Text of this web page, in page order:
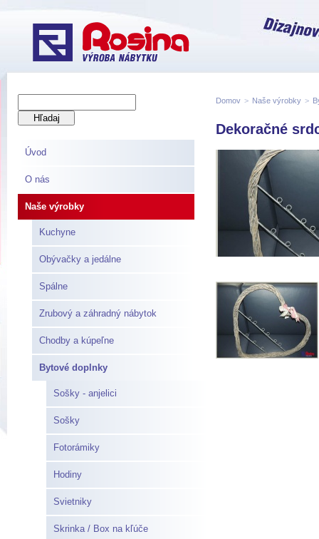
Úvod
O nás
Naše výrobky
Kuchyne
Obývačky a jedálne
Spálne
Zrubový a záhradný nábytok
Chodby a kúpeľne
Bytové doplnky
Sošky - anjelici
Sošky
Fotorámiky
Hodiny
Svietniky
Skrinka / Box na kľúče
Domov > Naše výrobky >
Dekoračné